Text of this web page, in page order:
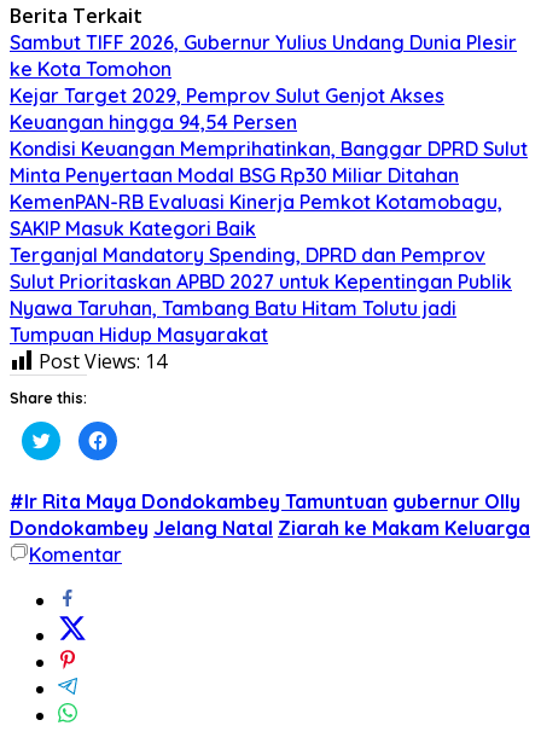
Berita Terkait
Sambut TIFF 2026, Gubernur Yulius Undang Dunia Plesir
ke Kota Tomohon
Kejar Target 2029, Pemprov Sulut Genjot Akses
Keuangan hingga 94,54 Persen
Kondisi Keuangan Memprihatinkan, Banggar DPRD Sulut
Minta Penyertaan Modal BSG Rp30 Miliar Ditahan
KemenPAN-RB Evaluasi Kinerja Pemkot Kotamobagu,
SAKIP Masuk Kategori Baik
Terganjal Mandatory Spending, DPRD dan Pemprov
Sulut Prioritaskan APBD 2027 untuk Kepentingan Publik
Nyawa Taruhan, Tambang Batu Hitam Tolutu jadi
Tumpuan Hidup Masyarakat
Post Views: 14
Share this:
Klik
untuk
berbagi
Twitter(Membuka
di
jendela
yang
baru)
Klik
untuk
Facebook(Membuka
di
jendela
yang
baru)
#Ir Rita Maya Dondokambey Tamuntuan gubernur Olly
Dondokambey Jelang Natal Ziarah ke Makam Keluarga
Komentar